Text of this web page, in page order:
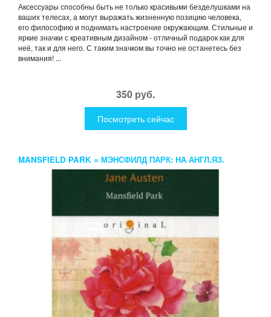
Аксессуары способны быть не только красивыми безделушками на
ваших телесах, а могут выражать жизненную позицию человека,
его философию и поднимать настроение окружающим. Стильные и
яркие значки с креативным дизайном - отличный подарок как для
неё, так и для него. С таким значком вы точно не останетесь без
внимания! ...
350 руб.
Посмотреть сейчас
MANSFIELD PARK = МЭНСФИЛД ПАРК: НА АНГЛ.ЯЗ.
AUSTEN J.